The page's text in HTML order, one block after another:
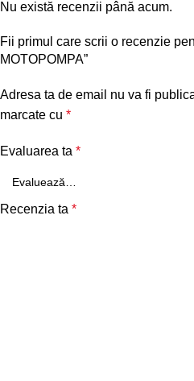
Nu există recenzii până acum.
Fii primul care scrii o recenzie
MOTOPOMPA”
Adresa ta de email nu va fi
marcate cu *
Evaluarea ta *
Recenzia ta *